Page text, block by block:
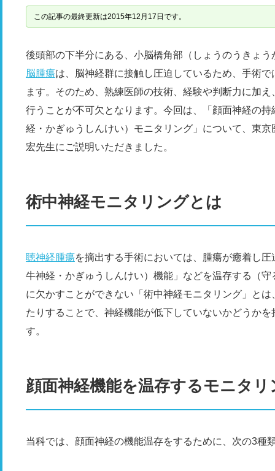
この記事の最終更新は2015年12月17日です。
後頭部の下半分にある、小脳橋角部（しょうのうきょう
脳腫瘍は、脳神経群に接触し圧迫しているため、手術
ます。そのため、熟練医師の技術、経験や判断力に加
行うことが不可欠となります。今回は、「顔面神経の
経・かぎゅうしんけい）モニタリング」について、東
宏先生にご説明いただきました。
術中神経モニタリングとは
聴神経腫瘍を摘出する手術においては、腫瘍が癒着し
牛神経・かぎゅうしんけい）機能」などを温存する（
に欠かすことができない「術中神経モニタリング」と
たりすることで、神経機能が低下していないかどうか
す。
顔面神経機能を温存するモニタ
当科では、顔面神経の機能温存をするために、次の3種